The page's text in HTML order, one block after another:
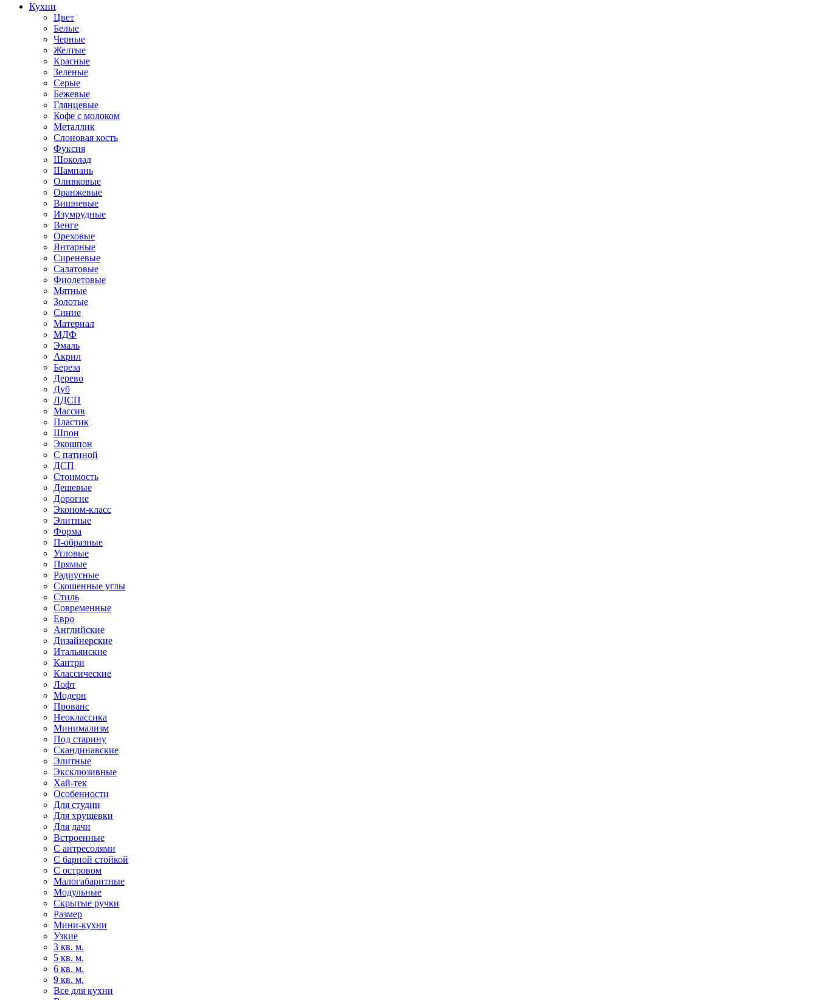
Кухни
Цвет
Белые
Черные
Желтые
Красные
Зеленые
Серые
Бежевые
Глянцевые
Кофе с молоком
Металлик
Слоновая кость
Фуксия
Шоколад
Шампань
Оливковые
Оранжевые
Вишневые
Изумрудные
Венге
Ореховые
Янтарные
Сиреневые
Салатовые
Фиолетовые
Мятные
Золотые
Синие
Материал
МДФ
Эмаль
Акрил
Береза
Дерево
Дуб
ЛДСП
Массив
Пластик
Шпон
Экошпон
С патиной
ДСП
Стоимость
Дешевые
Дорогие
Эконом-класс
Элитные
Форма
П-образные
Угловые
Прямые
Радиусные
Скошенные углы
Стиль
Современные
Евро
Английские
Дизайнерские
Итальянские
Кантри
Классические
Лофт
Модерн
Прованс
Неоклассика
Минимализм
Под старину
Скандинавские
Элитные
Эксклюзивные
Хай-тек
Особенности
Для студии
Для хрущевки
Для дачи
Встроенные
С антресолями
С барной стойкой
С островом
Малогабаритные
Модульные
Скрытые ручки
Размер
Мини-кухни
Узкие
3 кв. м.
5 кв. м.
6 кв. м.
9 кв. м.
Все для кухни